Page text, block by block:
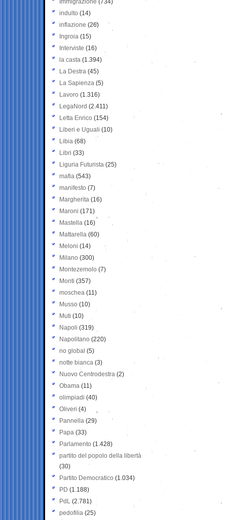
Immigrazione (734)
indulto (14)
inflazione (26)
Ingroia (15)
Interviste (16)
la casta (1.394)
La Destra (45)
La Sapienza (5)
Lavoro (1.316)
LegaNord (2.411)
Letta Enrico (154)
Liberi e Uguali (10)
Libia (68)
Libri (33)
Liguria Futurista (25)
mafia (543)
manifesto (7)
Margherita (16)
Maroni (171)
Mastella (16)
Mattarella (60)
Meloni (14)
Milano (300)
Montezemolo (7)
Monti (357)
moschea (11)
Musso (10)
Muti (10)
Napoli (319)
Napolitano (220)
no global (5)
notte bianca (3)
Nuovo Centrodestra (2)
Obama (11)
olimpiadi (40)
Oliveri (4)
Pannella (29)
Papa (33)
Parlamento (1.428)
partito del popolo della libertà
(30)
Partito Democratico (1.034)
PD (1.188)
PdL (2.781)
pedofilia (25)